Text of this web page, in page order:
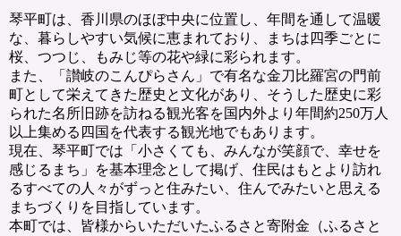
琴平町は、香川県のほぼ中央に位置し、年間を通して温暖
な、暮らしやすい気候に恵まれており、まちは四季ごとに
桜、つつじ、もみじ等の花や緑に彩られます。
また、「讃岐のこんぴらさん」で有名な金刀比羅宮の門前
町として栄えてきた歴史と文化があり、そうした歴史に彩
られた名所旧跡を訪ねる観光客を国内外より年間約250万人
以上集める四国を代表する観光地でもあります。
現在、琴平町では「小さくても、みんなが笑顔で、幸せを
感じるまち」を基本理念として掲げ、住民はもとより訪れ
るすべての人々がずっと住みたい、住んでみたいと思える
まちづくりを目指しています。
本町では、皆様からいただいたふるさと寄附金（ふるさと